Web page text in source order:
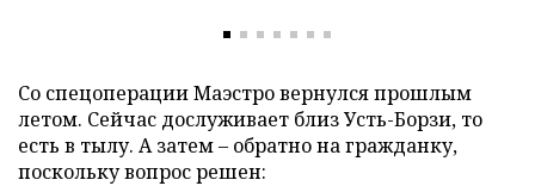
Со спецоперации Маэстро вернулся прошлым
летом. Сейчас дослуживает близ Усть-Борзи, то
есть в тылу. А затем – обратно на гражданку,
поскольку вопрос решен: